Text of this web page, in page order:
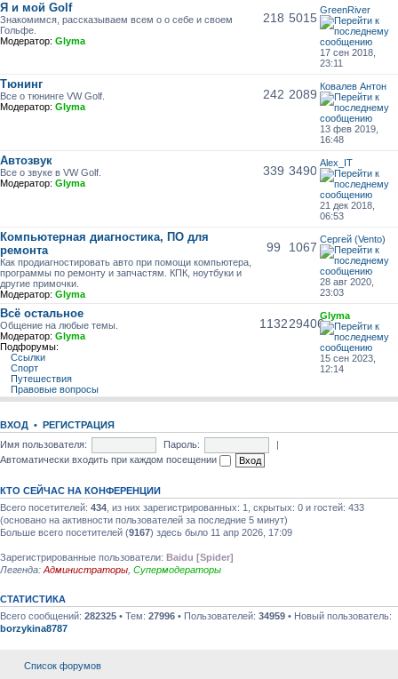
Я и мой Golf
Знакомимся, рассказываем всем о о себе и своем
Гольфе.
Модератор: Glyma
218 5015
GreenRiver
17 сен 2018,
23:11
Тюнинг
Все о тюнинге VW Golf.
Модератор: Glyma
242 2089
Ковалев Антон
13 фев 2019,
16:48
Автозвук
Все о звуке в VW Golf.
Модератор: Glyma
339 3490
Alex_IT
21 дек 2018,
06:53
Компьютерная диагностика, ПО для
ремонта
Как продиагностировать авто при помощи компьютера,
программы по ремонту и запчастям. КПК, ноутбуки и
другие примочки.
Модератор: Glyma
99 1067
Сергей (Vento)
28 авг 2020,
23:03
Всё остальное
Общение на любые темы.
Модератор: Glyma
Подфорумы:
Ссылки
Спорт
Путешествия
Правовые вопросы
113229406
Glyma
15 сен 2023,
12:14
ВХОД •
РЕГИСТРАЦИЯ
Имя пользователя:
Пароль:
Автоматически входить при каждом посещении
КТО СЕЙЧАС НА КОНФЕРЕНЦИИ
Всего посетителей: 434 , из них зарегистрированных: 1, скрытых: 0 и гостей: 433
(основано на активности пользователей за последние 5 минут)
Больше всего посетителей (9167) здесь было 11 апр 2026, 17:09
Зарегистрированные пользователи: Baidu [Spider]
Легенда: Администраторы Супермодераторы
СТАТИСТИКА
Всего сообщений: 282325 • Тем: 27996 • Пользователей: 34959 • Новый пользователь:
borzykina8787
Список форумов